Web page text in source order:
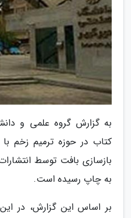
به گزارش گروه علمی و
کتاب در حوزه ترمیم زخم
به چاپ رسیده است.
بر اساس این گزارش، در